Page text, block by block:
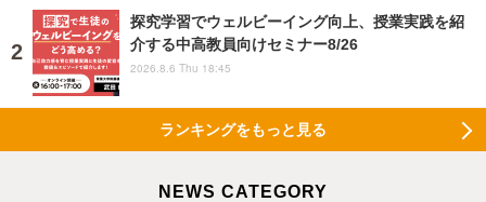
探究学習でウェルビーイング向上、授業実践を紹
介する中高教員向けセミナー8/26
2026.8.6 Thu 18:45
ランキングをもっと見る
NEWS CATEGORY